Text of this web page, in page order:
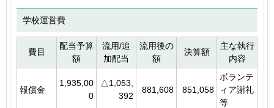
学校運営費
費目
配当予算
額
流用/追
加配当
流用後の
額
決算額
主な執行
内容
報償金
1,935,00
0
△1,053,
392
881,608 851,058
ボランテ
ィア謝礼
等